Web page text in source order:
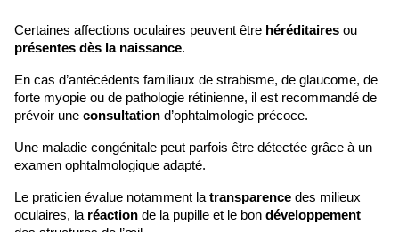
Certaines affections oculaires peuvent être héréditaires
présentes dès la naissance.
En cas d’antécédents familiaux de strabisme, de glaucome, de
forte myopie ou de pathologie rétinienne, il est recommandé de
prévoir une consultation d’ophtalmologie précoce.
Une maladie congénitale peut parfois être détectée grâce à un
examen ophtalmologique adapté.
Le praticien évalue notamment la transparence des milieux
oculaires, la réaction de la pupille et le bon